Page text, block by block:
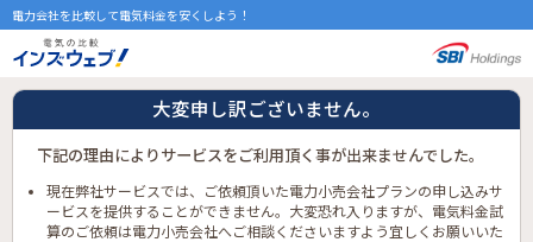
電力会社を比較して電気料金を安くしよう！
大変申し訳ございません。
下記の理由によりサービスをご利用頂く事が出来ませんでした。
現在弊社サービスでは、ご依頼頂いた電力小売会社プランの申し込みサ
ービスを提供することができません。大変恐れ入りますが、電気料金試
算のご依頼は電力小売会社へご相談くださいますよう宜しくお願いいた